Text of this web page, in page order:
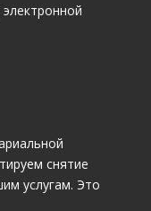
снятие
услугам. Это